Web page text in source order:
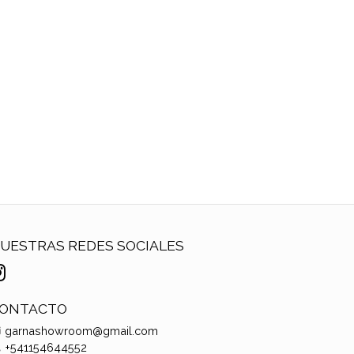
REDES SOCIALES
garnashowroom@gmail.com
+541154644552